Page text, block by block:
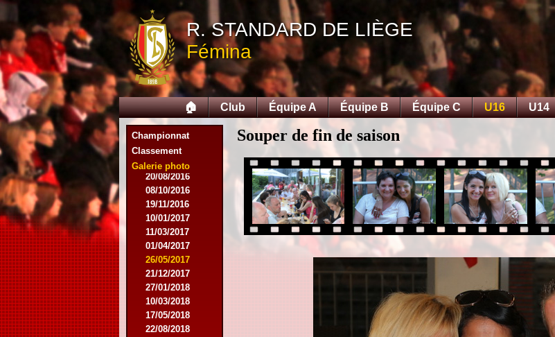
R. STANDARD DE LIÈGE
Fémina
🏠 Club Équipe A Équipe B Équipe C U16 U14
Championnat
Classement
Galerie photo
10/10/2015
05/12/2015
12/12/2015
09/02/2016
27/02/2016
09/03/2016
12/03/2016
19/03/2016
16/04/2016
21/05/2016
27/05/2016
09/08/2016
20/08/2016
08/10/2016
19/11/2016
10/01/2017
11/03/2017
01/04/2017
26/05/2017
21/12/2017
27/01/2018
10/03/2018
17/05/2018
22/08/2018
Souper de fin de saison